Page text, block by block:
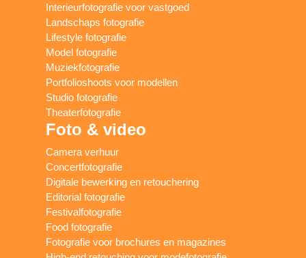
Interieurfotografie voor vastgoed
Landschaps fotografie
Lifestyle fotografie
Model fotografie
Muziekfotografie
Portfolioshoots voor modellen
Studio fotografie
Theaterfotografie
Foto & video
Camera verhuur
Concertfotografie
Digitale bewerking en retouchering
Editorial fotografie
Festivalfotografie
Food fotografie
Fotografie voor brochures en magazines